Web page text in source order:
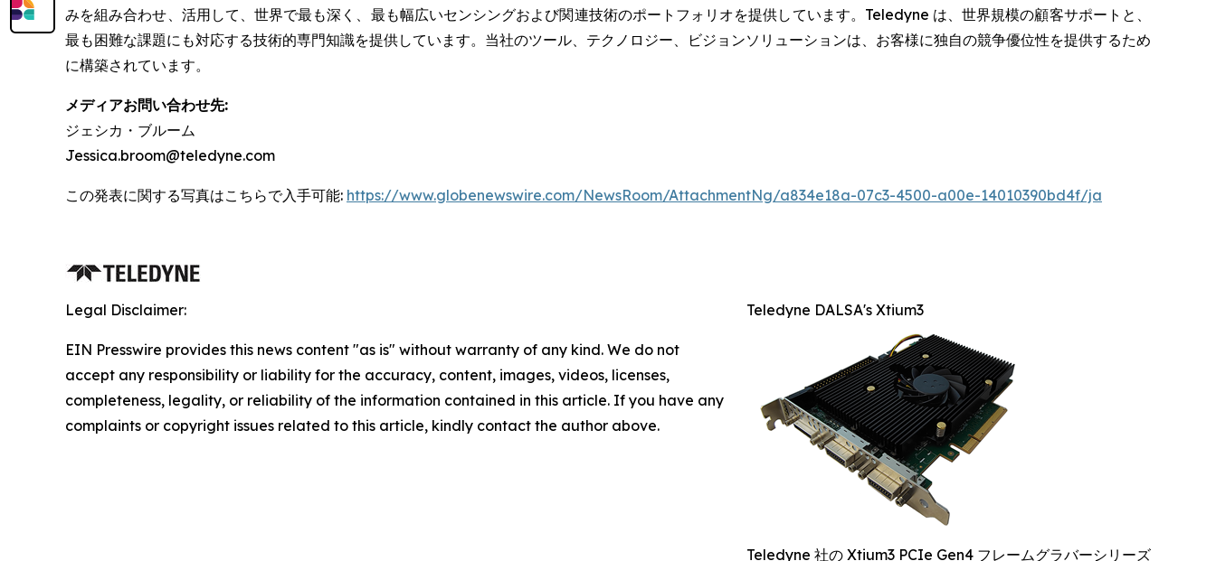
みを組み合わせ、活用して、世界で最も深く、最も幅広いセンシングおよび関連技術のポートフォリオを提供しています。Teledyne は、世界規模の顧客サポートと、
最も困難な課題にも対応する技術的専門知識を提供しています。当社のツール、テクノロジー、ビジョンソリューションは、お客様に独自の競争優位性を提供するため
に構築されています。
メディアお問い合わせ先:
ジェシカ・ブルーム
Jessica.broom@teledyne.com
この発表に関する写真はこちらで入手可能: https://www.globenewswire.com/NewsRoom/AttachmentNg/a834e18a-07c3-4500-a00e-14010390bd4f/ja
Teledyne DALSA's Xtium3
Teledyne 社の Xtium3 PCIe Gen4 フレームグラバーシリーズ
Legal Disclaimer:
EIN Presswire provides this news content "as is" without warranty of any kind. We do not
accept any responsibility or liability for the accuracy, content, images, videos, licenses,
completeness, legality, or reliability of the information contained in this article. If you have any
complaints or copyright issues related to this article, kindly contact the author above.